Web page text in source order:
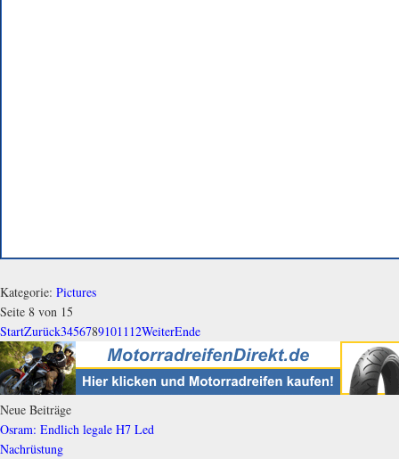
Kategorie: Pictures
Seite 8 von 15
StartZurück3456789101112WeiterEnde
Neue Beiträge
Osram: Endlich legale H7 Led
Nachrüstung